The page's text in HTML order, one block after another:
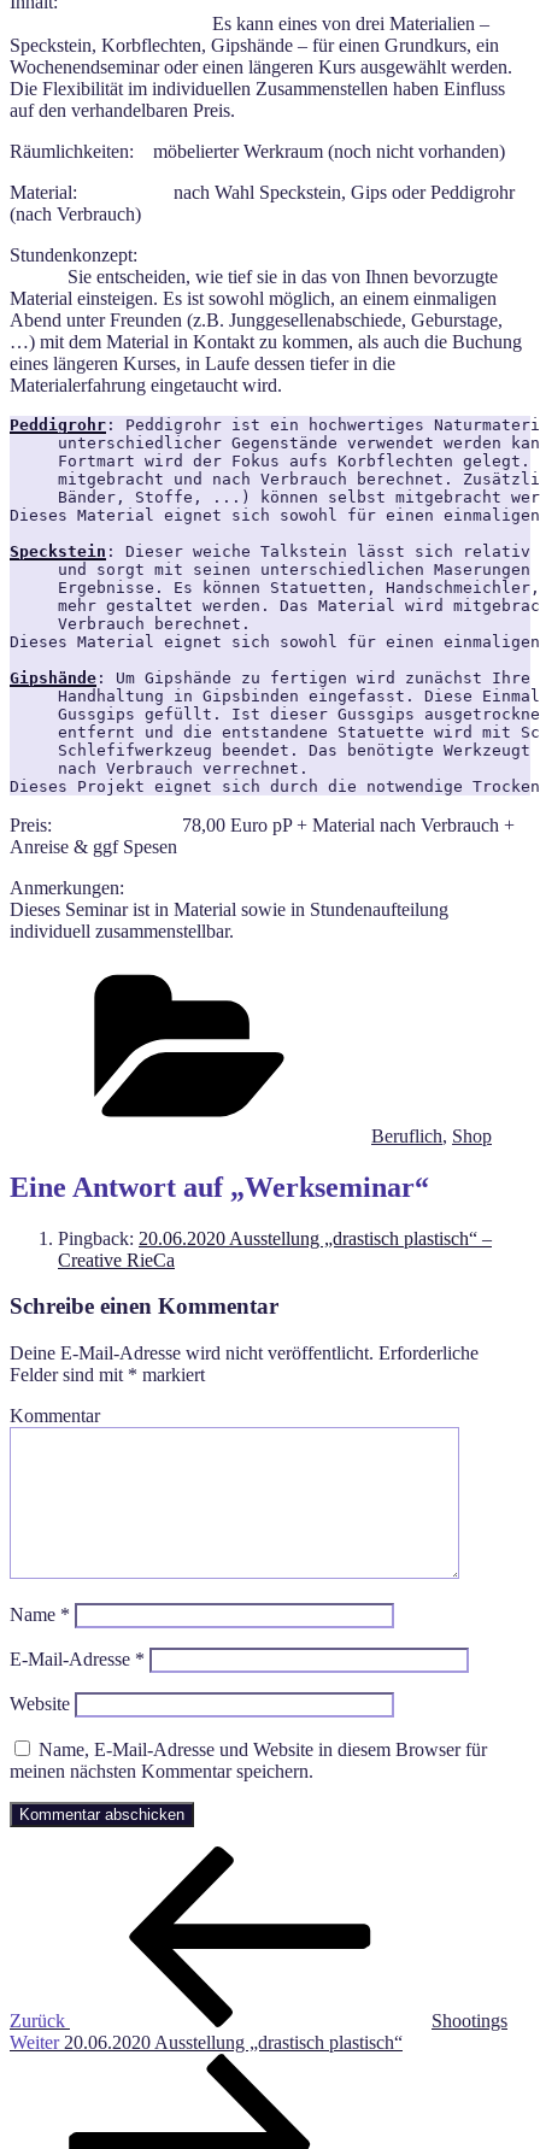
Es kann eines von drei Materialien –
Speckstein, Korbflechten, Gipshände – für einen Grundkurs, ein
Wochenendseminar oder einen längeren Kurs ausgewählt werden.
Die Flexibilität im individuellen Zusammenstellen haben Einfluss
auf den verhandelbaren Preis.
Räumlichkeiten: möbelierter Werkraum (noch nicht vorhanden)
Material: nach Wahl Speckstein, Gips oder Peddigrohr
(nach Verbrauch)
Sie entscheiden, wie tief sie in das von Ihnen bevorzugte
Material einsteigen. Es ist sowohl möglich, an einem einmaligen
Abend unter Freunden (z.B. Junggesellenabschiede, Geburstage,
…) mit dem Material in Kontakt zu kommen, als auch die Buchung
eines längeren Kurses, in Laufe dessen tiefer in die
Materialerfahrung eingetaucht wird.
Peddigrohr : Peddigrohr ist ein hochwertiges
unterschiedlicher Gegenstände verwendet werden
Fortmart wird der Fokus aufs Korbflechten
mitgebracht und nach Verbrauch berechnet.
Bänder, Stoffe, ...) können selbst mitgebracht
Dieses Material eignet sich sowohl für einen
Speckstein : Dieser weiche Talkstein lässt sich
und sorgt mit seinen unterschiedlichen
Ergebnisse. Es können Statuetten,
mehr gestaltet werden. Das Material wird
     Verbrauch berechnet.
Dieses Material eignet sich sowohl für einen
Gipshände : Um Gipshände zu fertigen wird zunächst
Handhaltung in Gipsbinden eingefasst. Diese
Gussgips gefüllt. Ist dieser Gussgips
entfernt und die entstandene Statuette wird mit
Schlefifwerkzeug beendet. Das benötigte
     nach Verbrauch verrechnet.
Dieses Projekt eignet sich durch die notwendige
Preis: 78,00 Euro pP + Material nach Verbrauch +
Anreise & ggf Spesen
Dieses Seminar ist in Material sowie in Stundenaufteilung
individuell zusammenstellbar.
Beruflich, Shop
Eine Antwort auf „Werkseminar“
Pingback: 20.06.2020 Ausstellung „drastisch plastisch“ –
Creative RieCa
Schreibe einen Kommentar
Deine E-Mail-Adresse wird nicht veröffentlicht. Erforderliche
Felder sind mit * markiert
Kommentar
Name *
E-Mail-Adresse *
Website
Name, E-Mail-Adresse und Website in diesem Browser für
meinen nächsten Kommentar speichern.
Beitragsnavigation
Zurück
Shootings
Nächster
Weiter 20.06.2020 Ausstellung „drastisch plastisch“